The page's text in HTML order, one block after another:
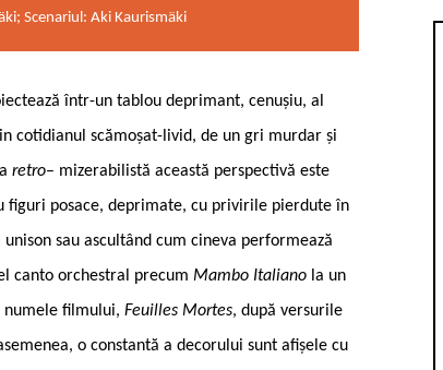
Scenariul: Aki Kaurismäki
într-un tablou deprimant, cenușiu, al
cotidianul scămoșat-livid, de un gri murdar și
retro– mizerabilistă această perspectivă este
posace, deprimate, cu privirile pierdute în
sau ascultând cum cineva performează
canto orchestral precum Mambo Italiano la un
numele filmului, Feuilles Mortes, după versurile
o constantă a decorului sunt afișele cu